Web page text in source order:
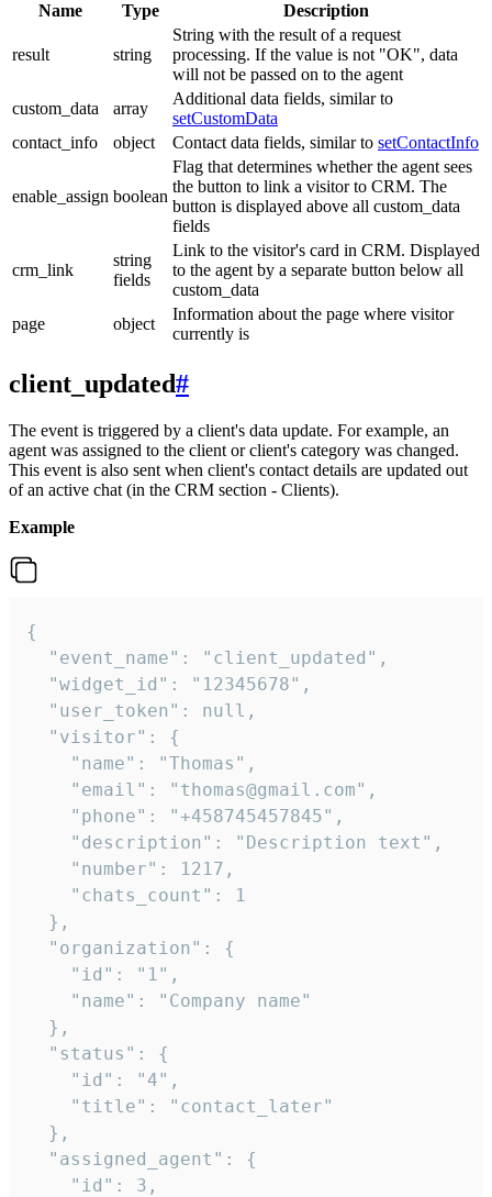
Name Type Description
result string
String with the result of a request
processing. If the value is not "OK", data
will not be passed on to the agent
custom_data
array
Additional data fields, similar to
setCustomData
contact_info
object Contact data fields, similar to setContactInfo
enable_assign boolean
Flag that determines whether the agent sees
the button to link a visitor to CRM. The
button is displayed above all custom_data
fields
crm_link
string
fields
Link to the visitor's card in CRM. Displayed
to the agent by a separate button below all
custom_data
page
object
Information about the page where visitor
currently is
client_updated#
The event is triggered by a client's data update. For example, an
agent was assigned to the client or client's category was changed.
This event is also sent when client's contact details are updated out
of an active chat (in the CRM section - Clients).
Example
{
  "event_name": "client_updated",
  "widget_id": "12345678",
  "user_token": null,
  "visitor": {
    "name": "Thomas",
    "email": "thomas@gmail.com",
    "phone": "+458745457845",
    "description": "Description text",
    "number": 1217,
    "chats_count": 1
  },
  "organization": {
    "id": "1",
    "name": "Company name"
  },
  "status": {
    "id": "4",
    "title": "contact_later"
  },
  "assigned_agent": {
    "id": 3,